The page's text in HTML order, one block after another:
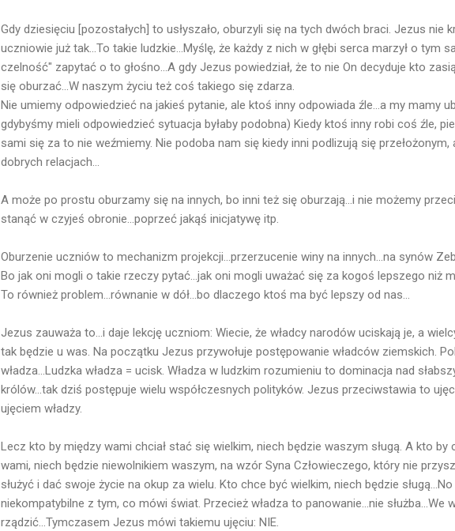
Gdy dziesięciu [pozostałych] to usłyszało, oburzyli się na tych dwóch braci. Jezus nie
uczniowie już tak...To takie ludzkie...Myślę, że każdy z nich w głębi serca marzył o tym
czelność" zapytać o to głośno...A gdy Jezus powiedział, że to nie On decyduje kto
się oburzać...W naszym życiu też coś takiego się zdarza.
Nie umiemy odpowiedzieć na jakieś pytanie, ale ktoś inny odpowiada źle...a my mamy
gdybyśmy mieli odpowiedzieć sytuacja byłaby podobna) Kiedy ktoś inny robi coś źle,
sami się za to nie weźmiemy. Nie podoba nam się kiedy inni podlizują się
dobrych relacjach...
A może po prostu oburzamy się na innych, bo inni też się oburzają...i nie możemy
stanąć w czyjeś obronie...poprzeć jakąś inicjatywę itp.
Oburzenie uczniów to mechanizm projekcji...przerzucenie winy na innych...na synów
Bo jak oni mogli o takie rzeczy pytać...jak oni mogli uważać się za kogoś lepszego niż
To również problem...równanie w dół...bo dlaczego ktoś ma być lepszy od nas...
Jezus zauważa to...i daje lekcję uczniom: Wiecie, że władcy narodów uciskają je, a
tak będzie u was. Na początku Jezus przywołuje postępowanie władców ziemskich.
władza...Ludzka władza = ucisk. Władza w ludzkim rozumieniu to dominacja nad
królów...tak dziś postępuje wielu współczesnych polityków. Jezus przeciwstawia to
ujęciem władzy.
Lecz kto by między wami chciał stać się wielkim, niech będzie waszym sługą. A kto by
wami, niech będzie niewolnikiem waszym, na wzór Syna Człowieczego, który nie
służyć i dać swoje życie na okup za wielu. Kto chce być wielkim, niech będzie
niekompatybilne z tym, co mówi świat. Przecież władza to panowanie...nie służba...We
rządzić...Tymczasem Jezus mówi takiemu ujęciu: NIE.